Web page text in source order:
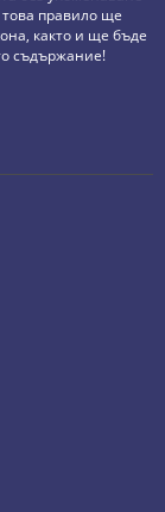
правило ще
както и ще бъде
съдържание!